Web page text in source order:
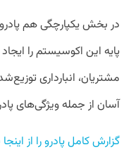
در بخش یکپارچگی هم پادرو
پایه این اکوسیستم را
مشتریان، انبارداری
آسان از جمله ویژگی‌های
گزارش کامل پادرو را از